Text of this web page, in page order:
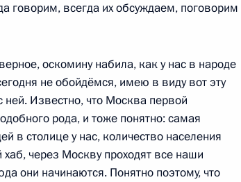
Владиславом
Огарёво
4
говорим, всегда их обсуждаем, поговорим
оскомину набила, как у нас в народе
не обойдёмся, имею в виду вот эту
Известно, что Москва первой
рода, и тоже понятно: самая
в столице у нас, количество населения
через Москву проходят все наши
они начинаются. Понятно поэтому, что